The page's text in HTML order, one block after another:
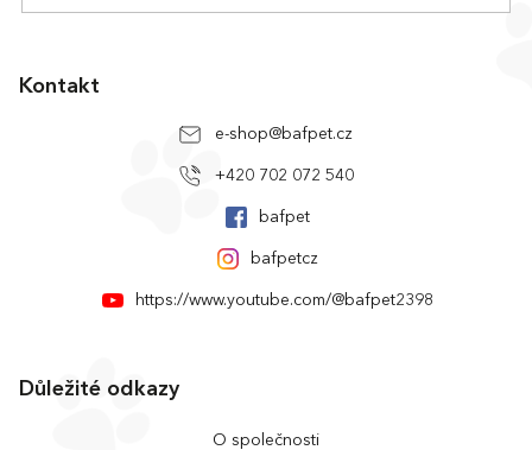
Kontakt
e-shop@bafpet.cz
+420 702 072 540
bafpet
bafpetcz
https://www.youtube.com/@bafpet2398
Důležité odkazy
O společnosti